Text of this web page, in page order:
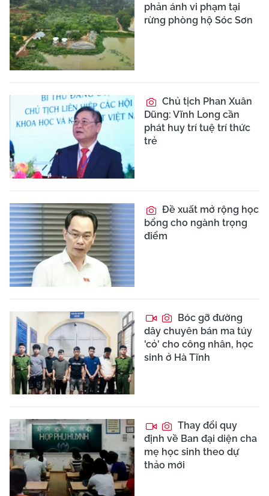
phản ánh vi phạm tại
rừng phòng hộ Sóc Sơn
Chủ tịch Phan Xuân
Dũng: Vĩnh Long cần
phát huy trí tuệ trí thức
trẻ
Đề xuất mở rộng học
bổng cho ngành trọng
điểm
Bóc gỡ đường
dây chuyên bán ma túy
'cỏ' cho công nhân, học
sinh ở Hà Tĩnh
Thay đổi quy
định về Ban đại diện cha
mẹ học sinh theo dự
thảo mới